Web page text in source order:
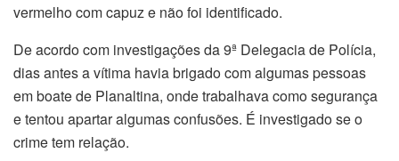
vermelho com capuz e não foi identificado.
De acordo com investigações da 9ª Delegacia de Polícia,
dias antes a vítima havia brigado com algumas pessoas
em boate de Planaltina, onde trabalhava como segurança
e tentou apartar algumas confusões. É investigado se o
crime tem relação.